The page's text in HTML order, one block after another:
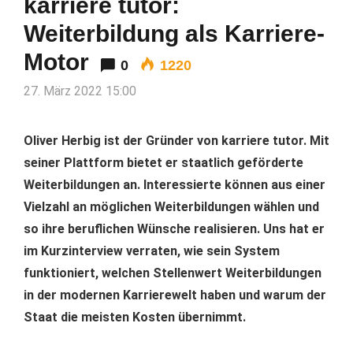
Weiterbildung als Karriere-
Motor
0 1220
27. März 2022 15:00
Oliver Herbig ist der Gründer von karriere tutor. Mit
seiner Plattform bietet er staatlich geförderte
Weiterbildungen an. Interessierte können aus einer
Vielzahl an möglichen Weiterbildungen wählen und
so ihre beruflichen Wünsche realisieren. Uns hat er
im Kurzinterview verraten, wie sein System
funktioniert, welchen Stellenwert Weiterbildungen
in der modernen Karrierewelt haben und warum der
Staat die meisten Kosten übernimmt.